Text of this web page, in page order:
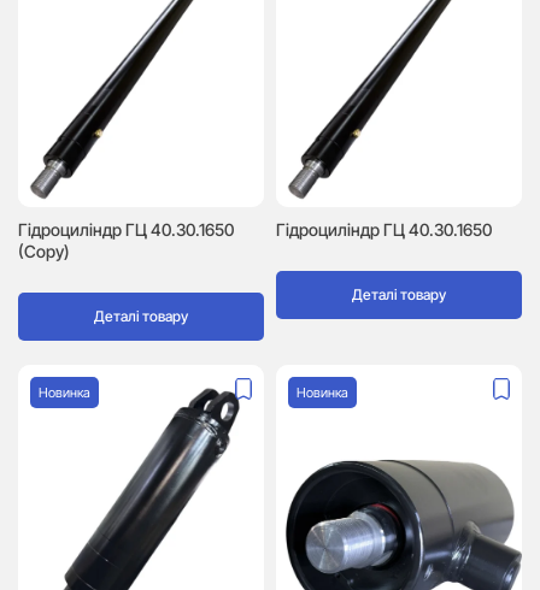
Гідроциліндр ГЦ 40.30.1650
(Copy)
Деталі товару
Гідроциліндр ГЦ 40.30.1650
Деталі товару
Новинка Новинка